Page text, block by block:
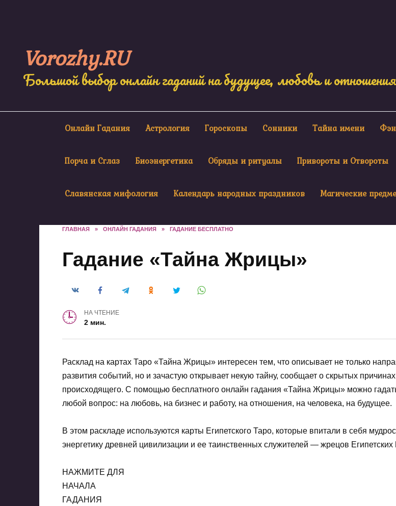
Vorozhy.RU
Большой выбор онлайн гаданий на будущее, любовь и отношения
Онлайн Гадания Астрология Гороскопы Сонники Тайна имени
Порча и Сглаз Биоэнергетика Обряды и ритуалы Привороты и Отвороты
Славянская мифология Календарь народных праздников Магические
ГЛАВНАЯ » ОНЛАЙН ГАДАНИЯ » ГАДАНИЕ БЕСПЛАТНО
Гадание «Тайна Жрицы»
НА ЧТЕНИЕ
2 мин.
Расклад на картах Таро «Тайна Жрицы» интересен тем, что описывает не только
развития событий, но и зачастую открывает некую тайну, сообщает о скрытых причинах
происходящего. С помощью бесплатного онлайн гадания «Тайна Жрицы» можно
любой вопрос: на любовь, на бизнес и работу, на отношения, на человека, на будущее.
В этом раскладе используются карты Египетского Таро, которые впитали в себя
энергетику древней цивилизации и ее таинственных служителей — жрецов
НАЖМИТЕ ДЛЯ
НАЧАЛА
ГАДАНИЯ